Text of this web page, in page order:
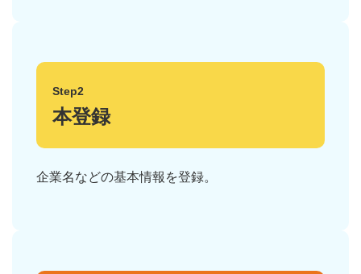
Step2
本登録
企業名などの基本情報を登録。